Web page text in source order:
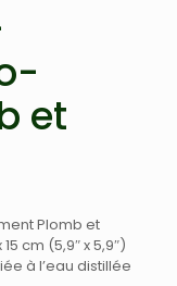
et
Plomb et
cm (5,9″ x 5,9″)
à l’eau distillée